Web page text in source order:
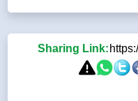
Sharing Link: